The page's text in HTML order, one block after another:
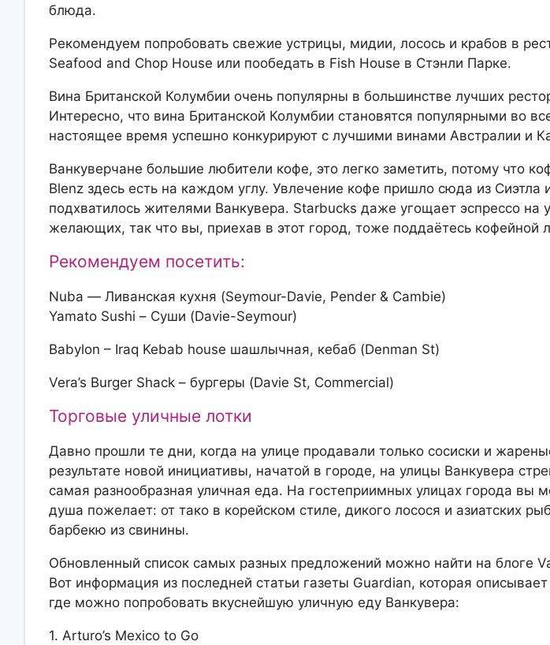
блюда.
Рекомендуем попробовать свежие устрицы, мидии, лосось и крабов в
Seafood and Chop House или пообедать в Fish House в Стэнли Парке.
Вина Британской Колумбии очень популярны в большинстве лучших
Интересно, что вина Британской Колумбии становятся популярными во
настоящее время успешно конкурируют с лучшими винами Австралии и
Ванкуверчане большие любители кофе, это легко заметить, потому что
Blenz здесь есть на каждом углу. Увлечение кофе пришло сюда из Сиэтла
подхватилось жителями Ванкувера. Starbucks даже угощает эспрессо на
желающих, так что вы, приехав в этот город, тоже поддаётесь кофейной
Рекомендуем посетить:
Nuba — Ливанская кухня (Seymour-Davie, Pender & Cambie)
Yamato Sushi – Суши (Davie-Seymour)
Babylon – Iraq Kebab house шашлычная, кебаб(Denman St)
Vera’s Burger Shack – бургеры (Davie St, Commercial)
Торговые уличные лотки
Давно прошли те дни, когда на улице продавали только сосиски и
результате новой инициативы, начатой в городе, на улицы Ванкувера
самая разнообразная уличная еда. На гостеприимных улицах города вы
душа пожелает: от тако в корейском стиле, дикого лосося и азиатских
барбекю из свинины.
Обновленный список самых разных предложений можно найти на блоге
Вот информация из последней статьи газеты Guardian, которая
где можно попробовать вкуснейшую уличную еду Ванкувера:
1. Arturo’s Mexico to Go